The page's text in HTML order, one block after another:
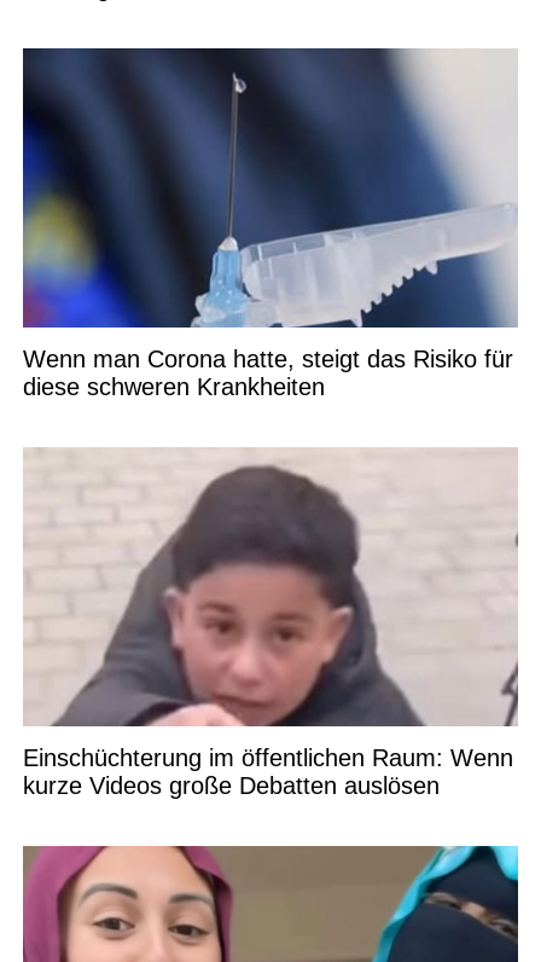
Wenn man Corona hatte, steigt das Risiko für
diese schweren Krankheiten
Einschüchterung im öffentlichen Raum: Wenn
kurze Videos große Debatten auslösen